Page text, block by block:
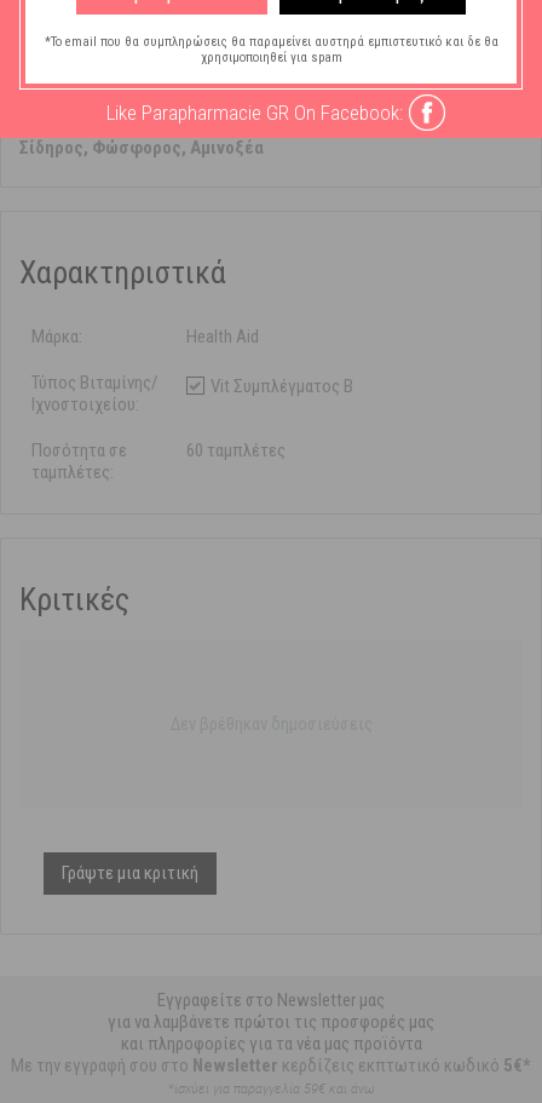
διατροφικό συμπλήρωμα για όσους δεν θέλουν ή δεν μπορούν να
φάνε κρέας, απαραίτητη στους χορτοφάγους.
Xρήση: Μία με δύο ταμπλέτες ημερησίως.
Συμπληρώματα Διατροφής-Πεπτικό Σύστημα-Βιταμίνη Β12,
Σίδηρος, Φώσφορος, Αμινοξέα
Χαρακτηριστικά
Μάρκα: Health Aid
Τύπος Βιταμίνης/
Ιχνοστοιχείου:
Vit Συμπλέγματος B
Ποσότητα σε
ταμπλέτες:
60 ταμπλέτες
Κριτικές
Γράψτε μια κριτική
Εγγραφείτε στο Newsletter μας
για να λαμβάνετε πρώτοι τις προσφορές μας
και πληροφορίες για τα νέα μας προϊόντα
Με την εγγραφή σου στο Newsletter κερδίζεις εκπτωτικό κωδικό 5€*
*ισχύει για παραγγελία 59€ και άνω
*Το email που θα συμπληρώσεις θα παραμείνει αυστηρά εμπιστευτικό και δε θα
χρησιμοποιηθεί για spam
Like Parapharmacie GR On Facebook: